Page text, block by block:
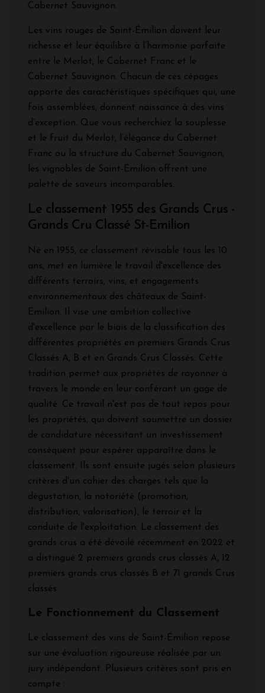
Cabernet Sauvignon.
Les vins rouges de Saint-Émilion doivent leur
richesse et leur équilibre à l’harmonie parfaite
entre le Merlot, le Cabernet Franc et le
Cabernet Sauvignon. Chacun de ces cépages
apporte des caractéristiques spécifiques qui, une
fois assemblées, donnent naissance à des vins
d’exception. Que vous recherchiez la souplesse
et le fruit du Merlot, l’élégance du Cabernet
Franc ou la structure du Cabernet Sauvignon,
les vignobles de Saint-Émilion offrent une
palette de saveurs incomparables.
Le classement 1955 des Grands Crus -
Grands Cru Classé St-Emilion
Né en 1955, ce classement révisable tous les 10
ans, met en lumière le travail d'excellence des
différents terroirs, vins, et engagements
environnementaux des châteaux de Saint-
Emilion. Il vise une ambition collective
d'excellence par le biais de la classification des
différentes propriétés en premiers Grands Crus
Classés A, B et en Grands Crus Classés. Cette
tradition permet aux propriétés de rayonner à
travers le monde en leur conférant un gage de
qualité. Ce travail n'est pas de tout repos pour
les propriétés, qui doivent soumettre un dossier
de candidature nécessitant un investissement
conséquent pour espérer apparaître dans le
classement. Ils sont ensuite jugés selon plusieurs
critères d'un cahier des charges tels que la
dégustation, la notoriété (promotion,
distribution, valorisation), le terroir et la
conduite de l'exploitation. Le classement des
grands crus a été dévoilé récemment en 2022 et
a distingué 2 premiers grands crus classés A, 12
premiers grands crus classés B et 71 grands Crus
classés
Le Fonctionnement du Classement
Le classement des vins de Saint-Émilion repose
sur une évaluation rigoureuse réalisée par un
jury indépendant. Plusieurs critères sont pris en
compte :